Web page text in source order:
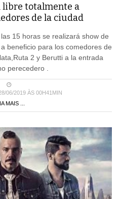
libre totalmente a
de la ciudad
15 horas se realizará show de
beneficio para los comedores de
2 y Berutti a la entrada
perecedero .
06/2019 ÀS 00H41MIN
MAIS ...